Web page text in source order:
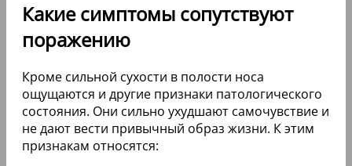
Какие симптомы сопутствуют
поражению
Кроме сильной сухости в полости носа
ощущаются и другие признаки патологического
состояния. Они сильно ухудшают самочувствие и
не дают вести привычный образ жизни. К этим
признакам относятся: